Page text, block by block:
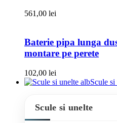
561,00 lei
Baterie pipa lunga
montare pe perete
102,00 lei
Scule si
Scule si unelte